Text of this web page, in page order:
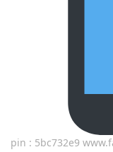
pin : 5bc732e9